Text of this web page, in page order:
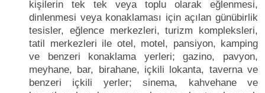
kişilerin tek tek veya toplu olarak eğlenmesi,
dinlenmesi veya konaklaması için açılan günübirlik
tesisler, eğlence merkezleri, turizm kompleksleri,
tatil merkezleri ile otel, motel, pansiyon, kamping
ve benzeri konaklama yerleri; gazino, pavyon,
meyhane, bar, birahane, içkili lokanta, taverna ve
benzeri içkili yerler; sinema, kahvehane ve